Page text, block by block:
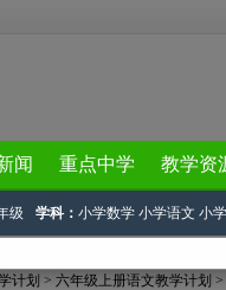
闻 重点中学 教学资
级 学科： 小学数学 小学语文 小
计划 > 六年级上册语文教学计划 >